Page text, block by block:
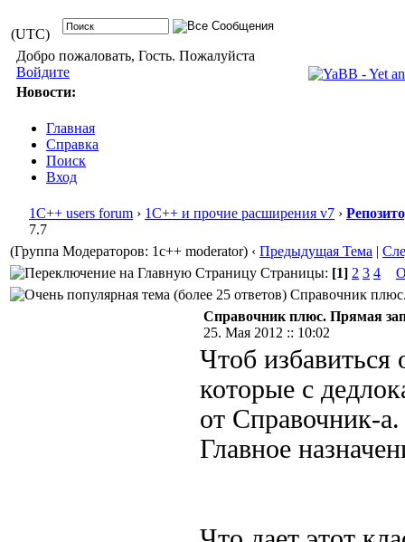
(UTC)
Добро пожаловать, Гость. Пожалуйста
Войдите
Новости:
Главная
Справка
Поиск
Вход
1С++ users forum › 1С++ и прочие расширения v7 ›
7.7
(Группа Модераторов: 1c++ moderator) ‹ Предыдущая Тема |
Страницы: [1] 2 3 4
Справочник
Справочник плюс. Прямая
25. Мая 2012 :: 10:02
Чтоб избавиться
которые с
от Справочник-а.
Главное